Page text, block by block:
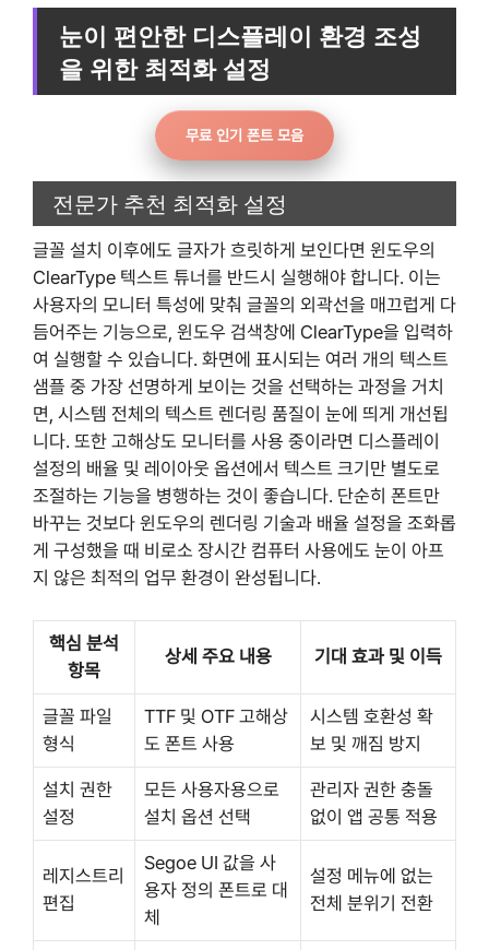
눈이 편안한 디스플레이 환경 조성
을 위한 최적화 설정
무료 인기 폰트 모음
전문가 추천 최적화 설정
글꼴 설치 이후에도 글자가 흐릿하게 보인다면 윈도우의
ClearType 텍스트 튜너를 반드시 실행해야 합니다. 이는
사용자의 모니터 특성에 맞춰 글꼴의 외곽선을 매끄럽게 다
듬어주는 기능으로, 윈도우 검색창에 ClearType을 입력하
여 실행할 수 있습니다. 화면에 표시되는 여러 개의 텍스트
샘플 중 가장 선명하게 보이는 것을 선택하는 과정을 거치
면, 시스템 전체의 텍스트 렌더링 품질이 눈에 띄게 개선됩
니다. 또한 고해상도 모니터를 사용 중이라면 디스플레이
설정의 배율 및 레이아웃 옵션에서 텍스트 크기만 별도로
조절하는 기능을 병행하는 것이 좋습니다. 단순히 폰트만
바꾸는 것보다 윈도우의 렌더링 기술과 배율 설정을 조화롭
게 구성했을 때 비로소 장시간 컴퓨터 사용에도 눈이 아프
지 않은 최적의 업무 환경이 완성됩니다.
핵심 분석
항목
상세 주요 내용 기대 효과 및 이득
글꼴 파일
형식
TTF 및 OTF 고해상
도 폰트 사용
시스템 호환성 확
보 및 깨짐 방지
설치 권한
설정
모든 사용자용으로
설치 옵션 선택
관리자 권한 충돌
없이 앱 공통 적용
레지스트리
편집
Segoe UI 값을 사
용자 정의 폰트로 대
체
설정 메뉴에 없는
전체 분위기 전환